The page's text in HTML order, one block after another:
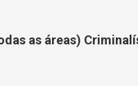
as áreas)